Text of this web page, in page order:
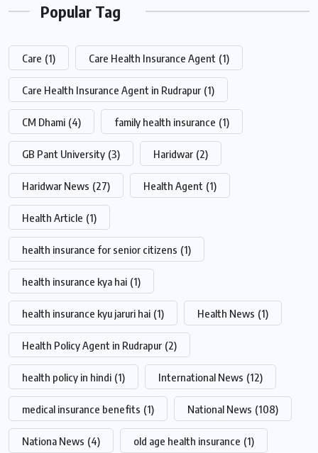
Popular Tag
Care (1) Care Health Insurance Agent (1)
Care Health Insurance Agent in Rudrapur (1)
CM Dhami (4) family health insurance (1)
GB Pant University (3) Haridwar (2)
Haridwar News (27) Health Agent (1)
Health Article (1)
health insurance for senior citizens (1)
health insurance kya hai (1)
health insurance kyu jaruri hai (1) Health News (1)
Health Policy Agent in Rudrapur (2)
health policy in hindi (1) International News (12)
medical insurance benefits (1) National News (108)
Nationa News (4) old age health insurance (1)